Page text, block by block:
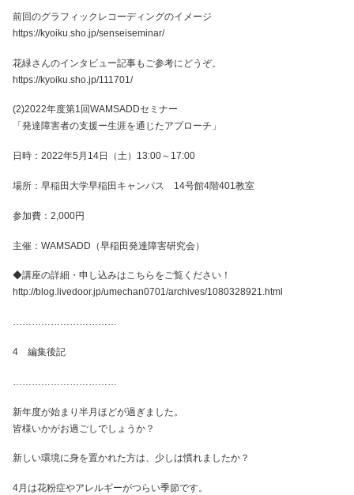
前回のグラフィックレコーディングのイメージ
https://kyoiku.sho.jp/senseiseminar/
花緑さんのインタビュー記事もご参考にどうぞ。
https://kyoiku.sho.jp/111701/
(2)2022年度第1回WAMSADDセミナー
「発達障害者の支援ー生涯を通じたアプローチ」
日時：2022年5月14日（土）13:00～17:00
場所：早稲田大学早稲田キャンパス 14号館4階401教室
参加費：2,000円
主催：WAMSADD（早稲田発達障害研究会）
◆講座の詳細・申し込みはこちらをご覧ください！
http://blog.livedoor.jp/umechan0701/archives/1080328921.html
……………………………
4 編集後記
新年度が始まり半月ほどが過ぎました。
皆様いかがお過ごしでしょうか？
新しい環境に身を置かれた方は、少しは慣れましたか？
4月は花粉症やアレルギーがつらい季節です。